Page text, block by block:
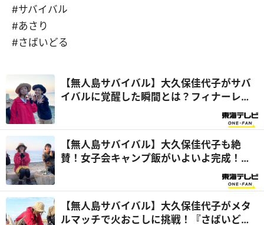
#サバイバル
#あさり
#さばいどる
【無人島サバイバル】大久保佳代子がサバ
イバルに覚醒した瞬間とは？フィナーレは
夕日の絶景に感動！『さばいどるかほなん
【無人島サバイバル】大久保佳代子も絶
賛！女子会キャンプ飯がいよいよ完成！
『さばいどるかほなんのソロキャンパー養
【無人島サバイバル】大久保佳代子がメタ
ルマッチで火おこしに挑戦！『さばいどる